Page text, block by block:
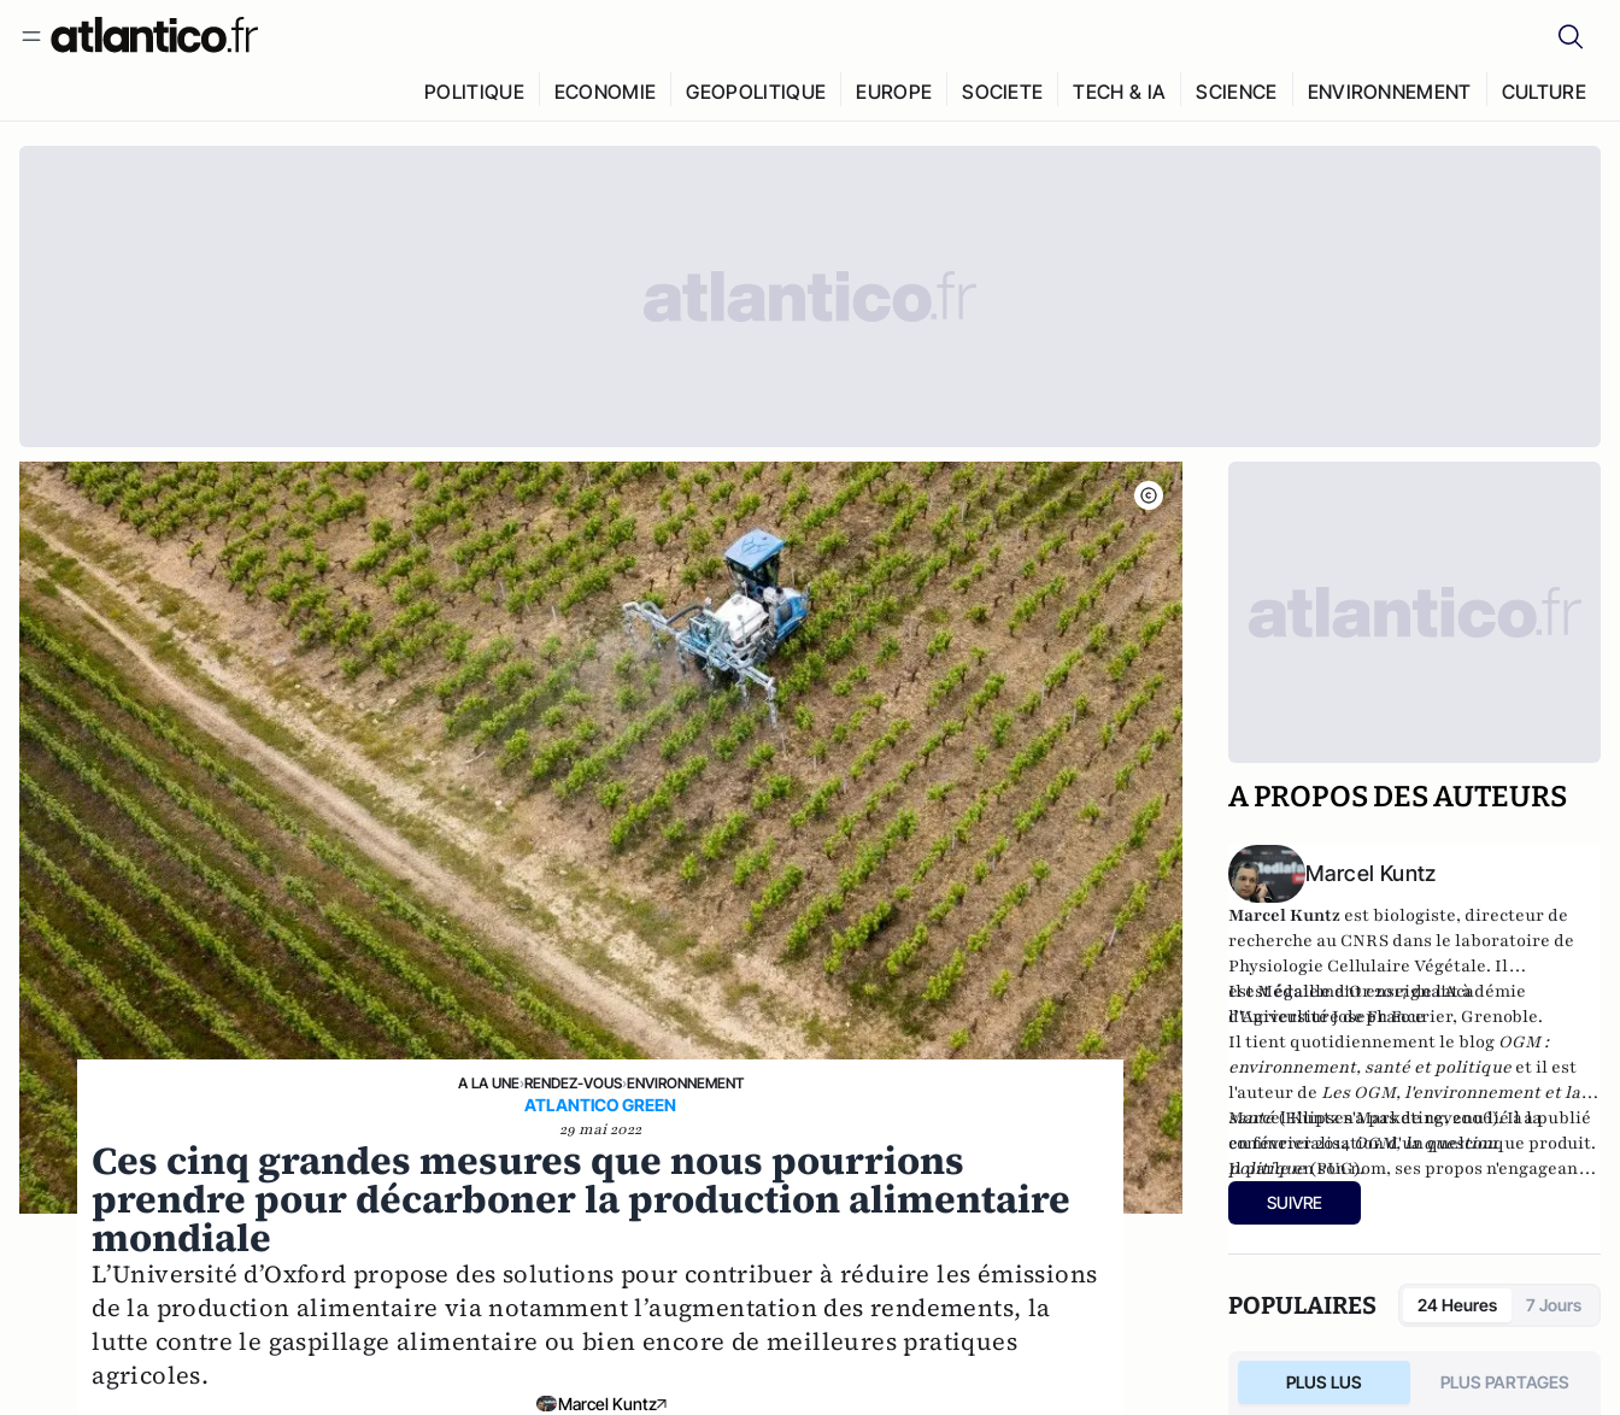
POLITIQUE ECONOMIE GEOPOLITIQUE EUROPE SOCIETE TECH & IA SCIENCE ENVIRONNEMENT CULTURE
A LA UNE›RENDEZ-VOUS›ENVIRONNEMENT
ATLANTICO GREEN
29 mai 2022
Ces cinq grandes mesures que nous pourrions
prendre pour décarboner la production alimentaire
mondiale
L’Université d’Oxford propose des solutions pour contribuer à réduire les émissions
de la production alimentaire via notamment l’augmentation des rendements, la
lutte contre le gaspillage alimentaire ou bien encore de meilleures pratiques
agricoles.
Marcel Kuntz
A PROPOS DES AUTEURS
Marcel Kuntz
Marcel Kuntz est biologiste, directeur de
recherche au CNRS dans le laboratoire de
Physiologie Cellulaire Végétale. Il
est Médaille d'Or 2017 de l'Académie
d'Agriculture de France
Il est également enseignant à
l’Université Joseph Fourier, Grenoble.
Il tient quotidiennement le blog OGM :
environnement, santé et politique et il est
l'auteur de Les OGM, l'environnement et la
santé(Ellipses Marketing, 2006). Il a publié
en février 2014OGM, la question
politique(PUG).
Marcel Kuntz n'a pas de revenu lié à la
commercialisation d'un quelconque produit.
Il parle en son nom, ses propos n'engageant
pas son employeur.
SUIVRE
POPULAIRES 24 Heures 7 Jours
PLUS LUS PLUS PARTAGES